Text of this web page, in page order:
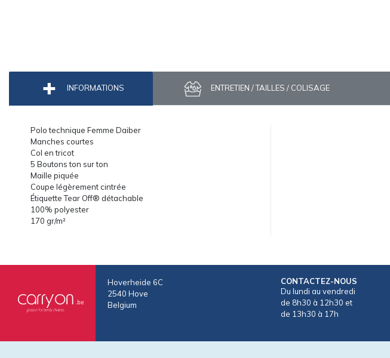
INFORMATIONS ENTRETIEN / TAILLES / COLISAGE
Polo technique Femme Daiber
Manches courtes
Col en tricot
5 Boutons ton sur ton
Maille piquée
Coupe légèrement cintrée
Étiquette Tear Off® détachable
100% polyester
170 gr/m²
Hoverheide 6C
2540 Hove
Belgium
CONTACTEZ-NOUS
Du lundi au vendredi
de 8h30 à 12h30 et
de 13h30 à 17h